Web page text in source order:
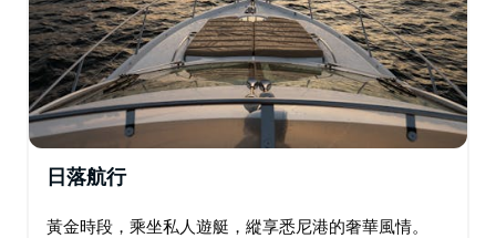
日落航行
黃金時段，乘坐私人遊艇，縱享悉尼港的奢華風情。